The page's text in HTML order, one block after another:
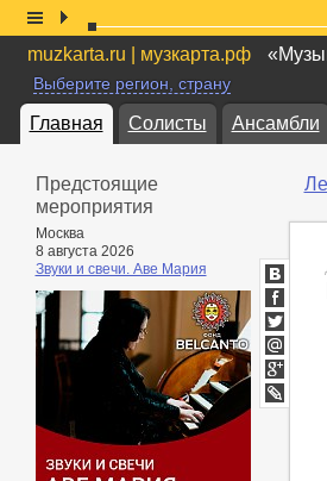
muzkarta.ru | музкарта.рф
Выберите регион, страну
Главная Солисты Ансамбли
Предстоящие
мероприятия
Москва
8 августа 2026
Звуки и свечи. Аве Мария
Facebook
Twitter
Мой
Мир
Google+
lj